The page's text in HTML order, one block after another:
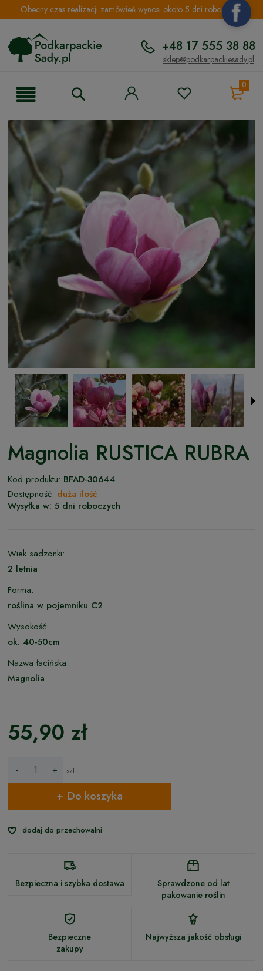
Obecny czas realizacji zamówień wynosi około 5 dni roboczych.
+48 17 555 38 88
sklep@podkarpackiesady.pl
0
Magnolia RUSTICA RUBRA
Kod produktu: BFAD-30644
Dostępność: duża ilość
Wysyłka w: 5 dni roboczych
Wiek sadzonki:
2 letnia
Forma:
roślina w pojemniku C2
Wysokość:
ok. 40-50cm
Nazwa łacińska:
Magnolia
55,90 zł
- + szt.
Do koszyka
dodaj do przechowalni
Bezpieczna i szybka dostawa
Sprawdzone od lat
pakowanie roślin
Bezpieczne
zakupy
Najwyższa jakość obsługi